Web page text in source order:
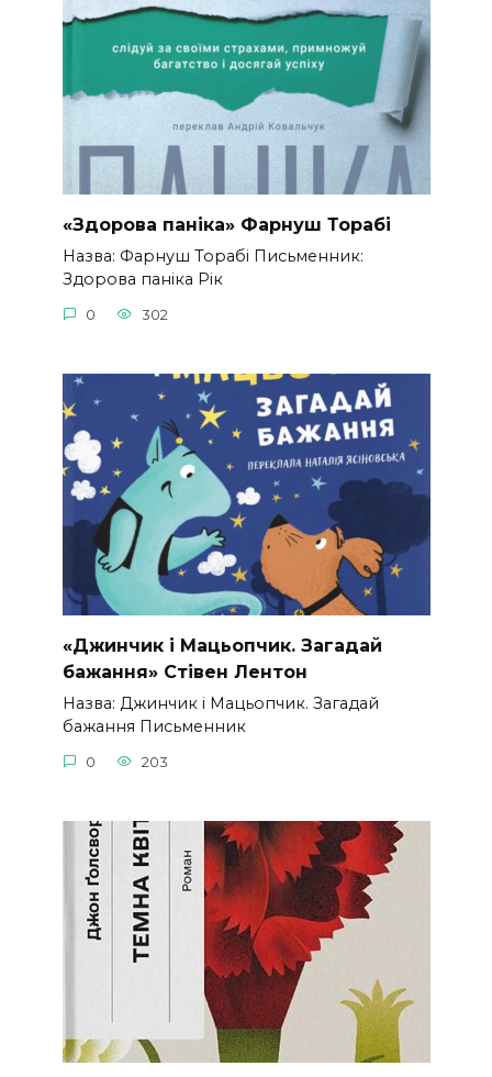
«Здорова паніка» Фарнуш Торабі
Назва: Фарнуш Торабі Письменник:
Здорова паніка Рік
0 302
«Джинчик і Мацьопчик. Загадай
бажання» Стівен Лентон
Назва: Джинчик і Мацьопчик. Загадай
бажання Письменник
0 203